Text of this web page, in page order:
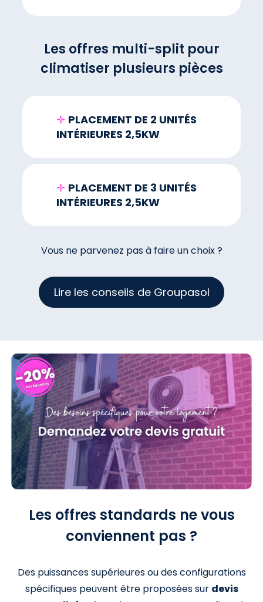
Les offres multi-split pour
climatiser plusieurs pièces
✛ PLACEMENT DE 2 UNITÉS
INTÉRIEURES 2,5KW
✛ PLACEMENT DE 3 UNITÉS
INTÉRIEURES 2,5KW
Vous ne parvenez pas à faire un choix ?
Lire les conseils de Groupasol
Les offres standards ne vous
conviennent pas ?
Des puissances supérieures ou des configurations
spécifiques peuvent être proposées sur devis